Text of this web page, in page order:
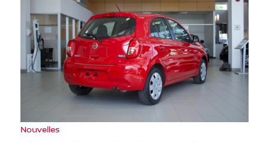
Nouvelles